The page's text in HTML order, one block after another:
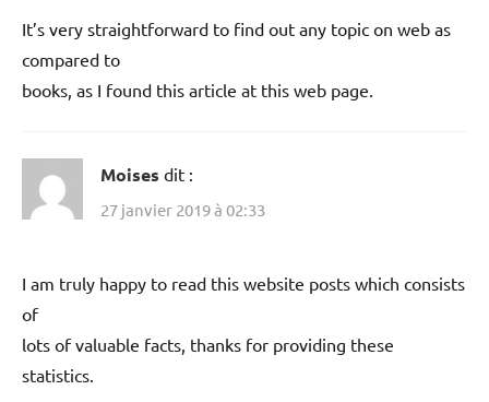
It’s very straightforward to find out any topic on web as
compared to
books, as I found this article at this web page.
Moises dit :
27 janvier 2019 à 02:33
I am truly happy to read this website posts which consists
of
lots of valuable facts, thanks for providing these
statistics.